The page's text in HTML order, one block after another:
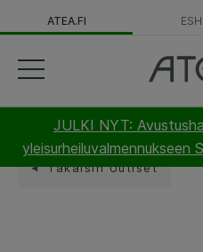
ATEA.FI
JULKI NYT:
yleisurheiluvalmennukseen
Takaisin Uutiset